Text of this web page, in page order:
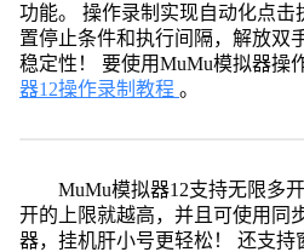
功能。 操作录制实现自动化点击
置停止条件和执行间隔，解放双
稳定性！ 要使用MuMu模拟器操
器12操作录制教程 。
MuMu模拟器12支持无限多
开的上限就越高，并且可使用同
器，挂机肝小号更轻松！ 还支持